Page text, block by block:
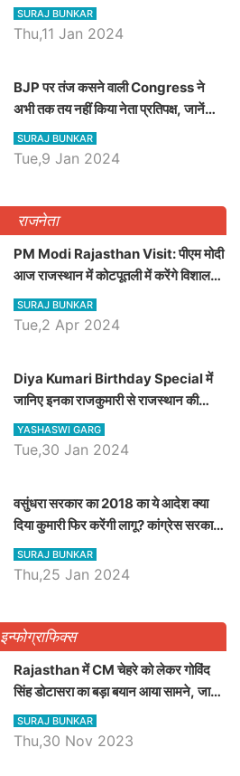
SURAJ BUNKAR
Thu,11 Jan 2024
BJP पर तंज कसने वाली Congress ने
अभी तक तय नहीं किया नेता प्रतिपक्ष, जानें
कौन होगा दावेदार
SURAJ BUNKAR
Tue,9 Jan 2024
राजनेता
PM Modi Rajasthan Visit: पीएम मोदी
आज राजस्थान में कोटपूतली में करेंगे विशाल
रैली, एक सभा से 8 सीटों पर साधेगें निशाना
SURAJ BUNKAR
Tue,2 Apr 2024
Diya Kumari Birthday Special में
जानिए इनका राजकुमारी से राजस्थान की
डिप्टी सीएम बनने तक का सफर, एक क्लिक में
जाने पूरा जीवन परिचय
YASHASWI GARG
Tue,30 Jan 2024
वसुंधरा सरकार का 2018 का ये आदेश क्या
दिया कुमारी फिर करेंगी लागू? कांग्रेस सरकार
ने किया था निरस्त
SURAJ BUNKAR
Thu,25 Jan 2024
इन्फोग्राफिक्स
Rajasthan में CM चेहरे को लेकर गोविंद
सिंह डोटासरा का बड़ा बयान आया सामने, जानें
विचार
SURAJ BUNKAR
Thu,30 Nov 2023